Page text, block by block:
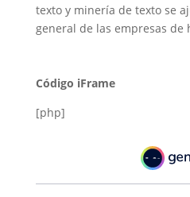
texto y minería de texto se
general de las empresas de
Código iFrame
[php]